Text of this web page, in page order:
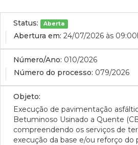
Status: Aberta
Abertura em: 24/07/2026 às
Número/Ano: 010/2026
Número do processo: 079/2026
Objeto:
Execução de pavimentação
Betuminoso Usinado a Quente
compreendendo os serviços de
execução da base e/ou reforço